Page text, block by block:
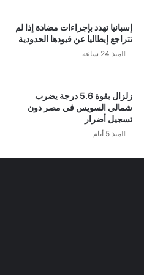
إسبانيا تهدد بإجراءات مضادة إذا لم
تتراجع إيطاليا عن قيودها الحدودية
منذ 24 ساعة
زلزال بقوة 5.6 درجة يضرب
شمالي السويس في مصر دون
تسجيل أضرار
منذ 5 أيام